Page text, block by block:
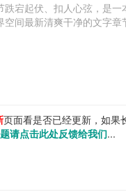
跌宕起伏、扣人心弦，是
间最新清爽干净的文字章
页面看是否已经更新，如果
请点击此处反馈给我们...